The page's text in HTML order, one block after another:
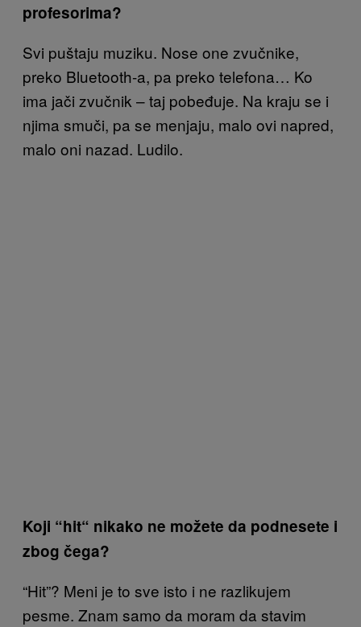
profesorima?
Svi puštaju muziku. Nose one zvučnike,
preko Bluetooth-a, pa preko telefona… Ko
ima jači zvučnik – taj pobeđuje. Na kraju se i
njima smuči, pa se menjaju, malo ovi napred,
malo oni nazad. Ludilo.
Koji “hit“ nikako ne možete da podnesete i
zbog čega?
“Hit”? Meni je to sve isto i ne razlikujem
pesme. Znam samo da moram da stavim